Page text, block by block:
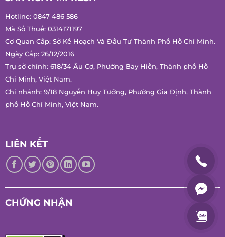
Hotline:0847 486 586
Mã Số Thuế: 0314171197
Cơ Quan Cấp: Sở Kế Hoạch Và Đầu Tư Thành Phố Hồ Chí
Minh.
Ngày Cấp: 26/12/2016
Trụ sở chính: 618/34 Âu Cơ, Phường Bảy Hiền, Thành phố Hồ
Chí Minh, Việt Nam.
phố Hồ Chí Minh, Việt Nam.
LIÊN KẾT